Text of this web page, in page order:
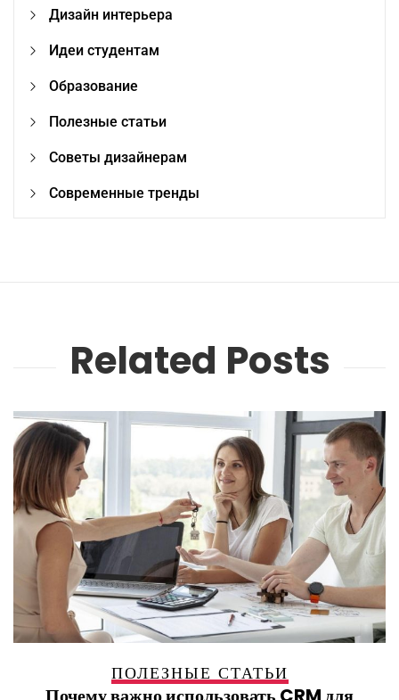
Дизайн интерьера
Идеи студентам
Образование
Полезные статьи
Советы дизайнерам
Современные тренды
Related Posts
ПОЛЕЗНЫЕ СТАТЬИ